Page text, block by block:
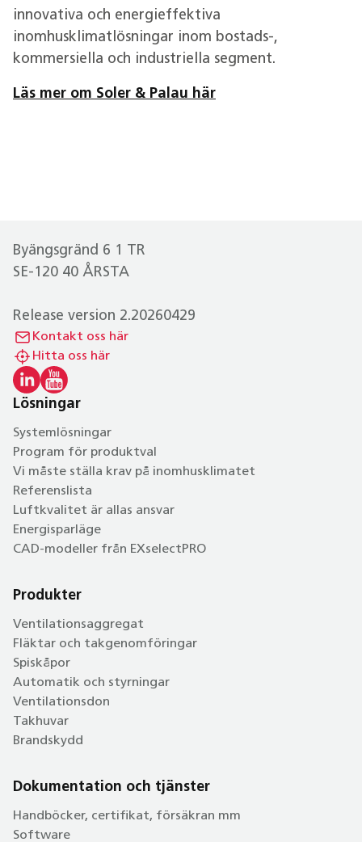
innovativa och energieffektiva
inomhusklimatlösningar inom bostads-,
kommersiella och industriella segment.
Läs mer om Soler & Palau här
Byängsgränd 6 1 TR
SE-120 40 ÅRSTA
Release version 2.20260429
Kontakt oss här
Hitta oss här
Lösningar
Systemlösningar
Program för produktval
Vi måste ställa krav på inomhusklimatet
Referenslista
Luftkvalitet är allas ansvar
Energisparläge
CAD-modeller från EXselectPRO
Produkter
Ventilationsaggregat
Fläktar och takgenomföringar
Spiskåpor
Automatik och styrningar
Ventilationsdon
Takhuvar
Brandskydd
Dokumentation och tjänster
Handböcker, certifikat, försäkran mm
Software